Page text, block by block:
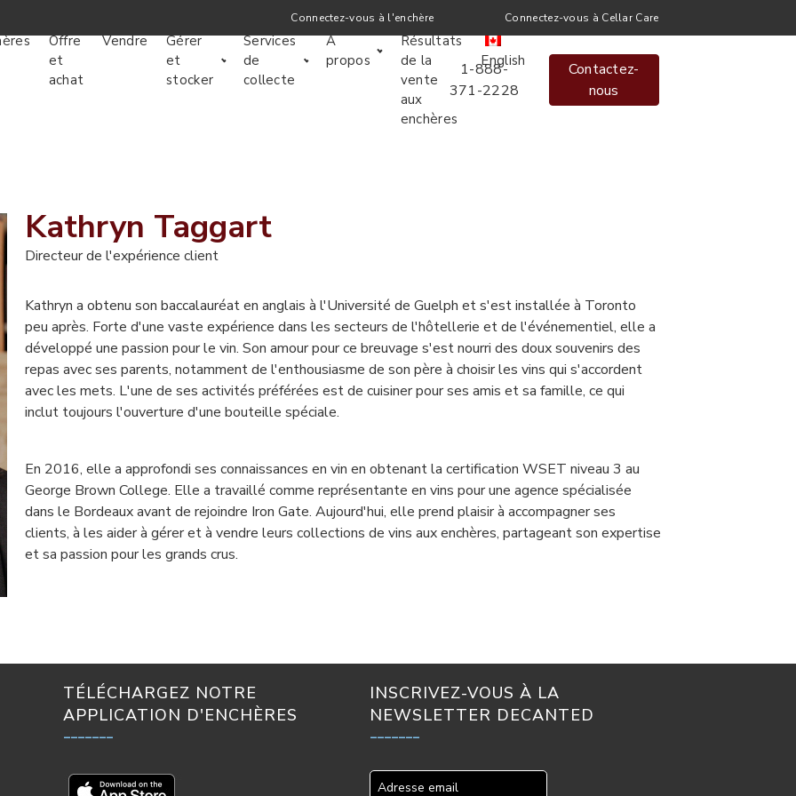
Connectez-vous à l'enchère Connectez-vous à Cellar Care
Offre
et
achat
Vendre
Gérer
et
stocker
Services
de
collecte
À
propos
Résultats
de la
vente
aux
enchères
English
1-888-
371-2228
Contactez-
nous
Kathryn Taggart
Directeur de l'expérience client
Kathryn a obtenu son baccalauréat en anglais à l'Université de Guelph et s'est installée à Toronto
peu après. Forte d'une vaste expérience dans les secteurs de l'hôtellerie et de l'événementiel, elle a
développé une passion pour le vin. Son amour pour ce breuvage s'est nourri des doux souvenirs des
repas avec ses parents, notamment de l'enthousiasme de son père à choisir les vins qui s'accordent
avec les mets. L'une de ses activités préférées est de cuisiner pour ses amis et sa famille, ce qui
inclut toujours l'ouverture d'une bouteille spéciale.
En 2016, elle a approfondi ses connaissances en vin en obtenant la certification WSET niveau 3 au
George Brown College. Elle a travaillé comme représentante en vins pour une agence spécialisée
dans le Bordeaux avant de rejoindre Iron Gate. Aujourd'hui, elle prend plaisir à accompagner ses
clients, à les aider à gérer et à vendre leurs collections de vins aux enchères, partageant son expertise
et sa passion pour les grands crus.
TÉLÉCHARGEZ NOTRE
APPLICATION D'ENCHÈRES
_______
INSCRIVEZ-VOUS À LA
NEWSLETTER DECANTED
_______
Adresse email